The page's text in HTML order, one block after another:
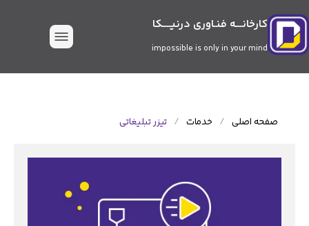
کارخانـــه فنـاوری درنیــــکا
impossible is only in your mind
صفحه اصلی / خدمات / تیزر تبلیغاتی